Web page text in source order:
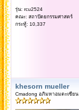
รุ่น: rcu2524
คณะ: สถาปัตยกรรมศาสตร์
กระทู้: 10,337
khesorn mueller
Cmadong อภิมหาอมตะเซียน